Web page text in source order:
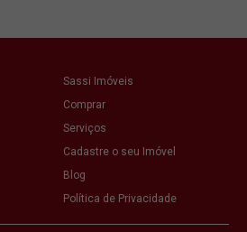
Sassi Imóveis
Comprar
Serviços
Cadastre o seu Imóvel
Blog
Política de Privacidade